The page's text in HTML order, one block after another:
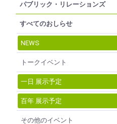
パブリック・リレーションズ
すべてのおしらせ
NEWS
トークイベント
一日 展示予定
百年 展示予定
その他のイベント